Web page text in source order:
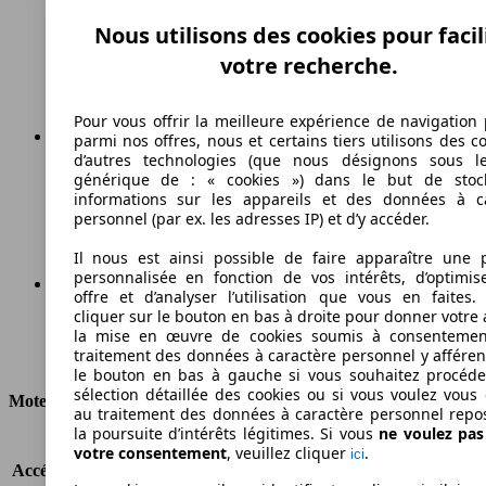
Essence
174 g/km
Émissions de CO2 (combinées)*
Ø 7.5 l/100km
Consommation
Moteur et Puissance
KW (CH)
70 kW (95 PS)
Accélération (0-100 km/h)
Nous utilisons des cookies pour
votre recherche.
Pour vous offrir la meilleure expérience de navigation
parmi nos offres, nous et certains tiers utilisons des
d’autres technologies (que nous désignons sous
générique de : « cookies ») dans le but de
informations sur les appareils et des données à
personnel (par ex. les adresses IP) et d’y accéder.
Il nous est ainsi possible de faire apparaître une
personnalisée en fonction de vos intérêts,
offre et d’analyser l’utilisation que vous en faites.
cliquer sur le bouton en bas à droite pour donner votre
la mise en œuvre de cookies soumis à
traitement des données à caractère personnel y
le bouton en bas à gauche si vous souhaitez
sélection détaillée des cookies ou si vous voulez vous
au traitement des données à caractère personnel
la poursuite d’intérêts légitimes. Si vous ne voulez
votre consentement, veuillez cliquer ici.